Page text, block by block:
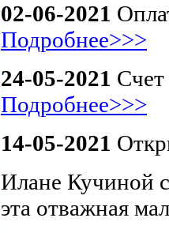
02-06-2021
Подробнее>>>
24-05-2021
Подробнее>>>
14-05-2021
Илане Кучиной
эта отважная